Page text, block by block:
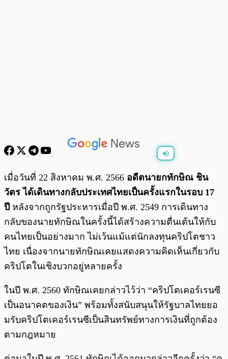
พร้อมเล่น 0:00 0:00
เมื่อวันที่ 22 สิงหาคม พ.ศ. 2566 อดีตนายกทักษิณ ชิน
วัตร ได้เดินทางกลับประเทศไทยเป็นครั้งแรกในรอบ 17
ปี หลังจากถูกรัฐประหารเมื่อปี พ.ศ. 2549 การเดินทาง
กลับของนายทักษิณในครั้งนี้ได้สร้างความตื่นเต้นให้กับ
คนไทยเป็นอย่างมาก ไม่เว้นแม้แต่นักลงทุนคริปโตชาว
ไทย เนื่องจากนายทักษิณเคยแสดงความคิดเห็นเกี่ยวกับ
คริปโตในเชิงบวกอยู่หลายครั้ง
ในปี พ.ศ. 2560 ทักษิณเคยกล่าวไว้ว่า “คริปโตเคอร์เรนซี
เป็นอนาคตของเงิน” พร้อมทั้งสนับสนุนให้รัฐบาลไทยยอ
มรับคริปโตเคอร์เรนซีเป็นสินทรัพย์ทางการเงินที่ถูกต้อง
ตามกฎหมาย